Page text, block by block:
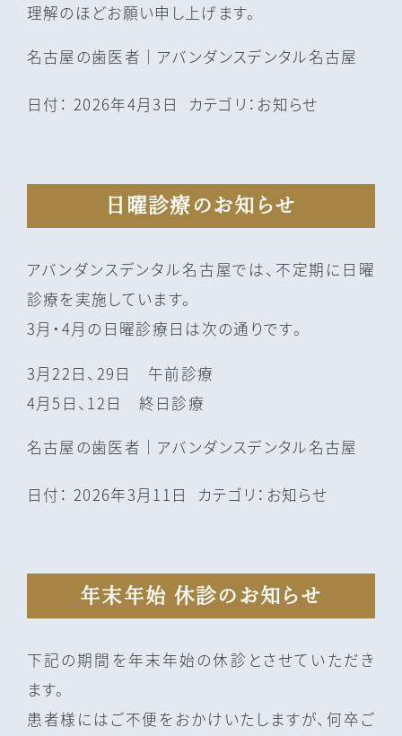
理解のほどお願い申し上げます。
名古屋の⻭医者｜アバンダンスデンタル名古屋
日付：2026年4月3日 カテゴリ： お知らせ
日曜診療のお知らせ
アバンダンスデンタル名古屋では、不定期に日曜
診療を実施しています。
3月・4月の日曜診療日は次の通りです。
3月22日、29日 午前診療
4月5日、12日 終日診療
名古屋の⻭医者｜アバンダンスデンタル名古屋
日付：2026年3月11日 カテゴリ： お知らせ
年末年始 休診のお知らせ
下記の期間を年末年始の休診とさせていただき
ます。
患者様にはご不便をおかけいたしますが、何卒ご